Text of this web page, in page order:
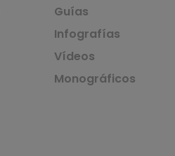
Guías
Infografías
Vídeos
Monográficos